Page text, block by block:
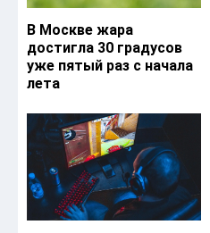
В Москве жара
достигла 30 градусов
уже пятый раз с начала
лета